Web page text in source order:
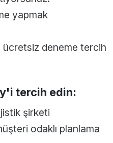
yapmak
deneme tercih
tercih edin:
şirketi
odaklı planlama